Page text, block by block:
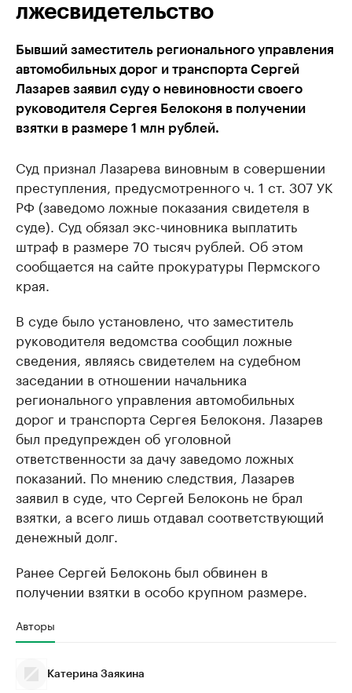
лжесвидетельство
Бывший заместитель регионального управления
автомобильных дорог и транспорта Сергей
Лазарев заявил суду о невиновности своего
руководителя Сергея Белоконя в получении
взятки в размере 1 млн рублей.
Суд признал Лазарева виновным в совершении
преступления, предусмотренного ч. 1 ст. 307 УК
РФ (заведомо ложные показания свидетеля в
суде). Суд обязал экс-чиновника выплатить
штраф в размере 70 тысяч рублей. Об этом
сообщается на сайте прокуратуры Пермского
края.
В суде было установлено, что заместитель
руководителя ведомства сообщил ложные
сведения, являясь свидетелем на судебном
заседании в отношении начальника
регионального управления автомобильных
дорог и транспорта Сергея Белоконя. Лазарев
был предупрежден об уголовной
ответственности за дачу заведомо ложных
показаний. По мнению следствия, Лазарев
заявил в суде, что Сергей Белоконь не брал
взятки, а всего лишь отдавал соответствующий
денежный долг.
Ранее Сергей Белоконь был обвинен в
получении взятки в особо крупном размере.
Авторы
Катерина Заякина